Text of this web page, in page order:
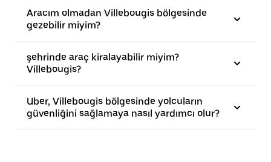
Aracım olmadan Villebougis bölgesinde
gezebilir miyim?
şehrinde araç kiralayabilir miyim?
Villebougis?
Uber, Villebougis bölgesinde yolcuların
güvenliğini sağlamaya nasıl yardımcı olur?